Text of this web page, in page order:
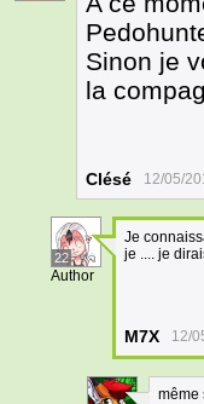
Sinon je
la
Clésé 12/05/
22
Author
Je
je .... je
M7X 12/
même